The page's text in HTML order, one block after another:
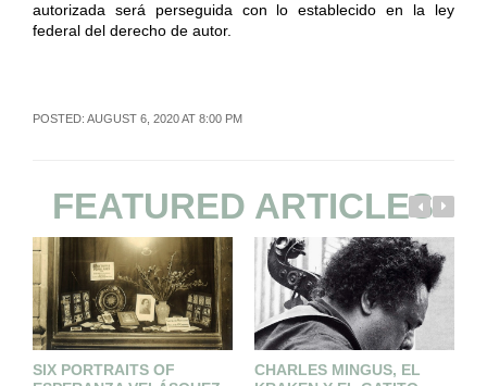
autorizada será perseguida con lo establecido en la ley
federal del derecho de autor.
POSTED: AUGUST 6, 2020 AT 8:00 PM
FEATURED ARTICLES
SIX PORTRAITS OF
CHARLES MINGUS, EL